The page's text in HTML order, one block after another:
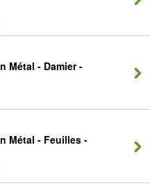
Métal - Damier -
Métal - Feuilles -